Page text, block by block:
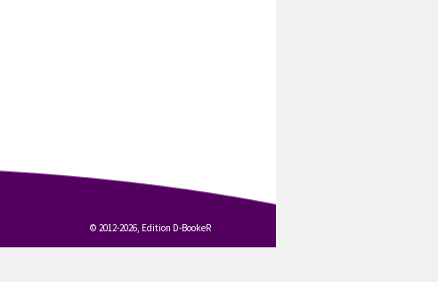
© 2012-2026, Edition D-BookeR